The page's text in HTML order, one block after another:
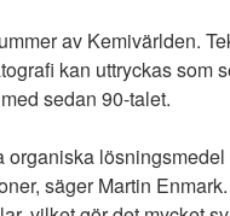
av Kemivärlden.
kan uttryckas som
sedan 90-talet.
säger Martin